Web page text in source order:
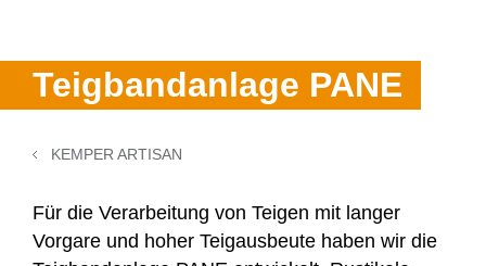
Teilen & Wirken Brötchen
Brötchenanlagen
Brotanlagen
Maschinenreiniger
WP SERVICELINE 24
Ersatzteile
Kooperationen
Von Rietberg in die Welt
Veranstaltungen
Messetermine
Kontakt
Teigbandanlage PANE
KEMPER ARTISAN
Für die Verarbeitung von Teigen mit langer
Vorgare und hoher Teigausbeute haben wir die